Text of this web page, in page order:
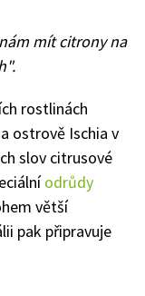
mít citrony na
rostlinách
ostrově Ischia v
slov citrusové
odrůdy
větší
pak připravuje